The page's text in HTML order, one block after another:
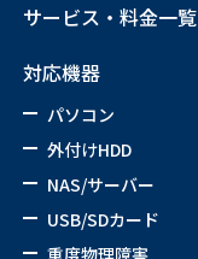
サービス・料金一覧
対応機器
パソコン
外付けHDD
NAS/サーバー
USB/SDカード
重度物理障害